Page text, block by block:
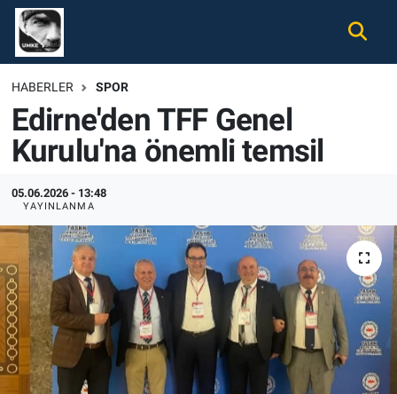
HABERLER SPOR
Edirne'den TFF Genel
Kurulu'na önemli temsil
05.06.2026 - 13:48
YAYINLANMA
Gündem
Ekonomi
Spor
Magazin
Tüm Haberler
İletişim
Künye
Nöbetçi Eczaneler
Hava Durumu
Namaz Vakitleri
Trafik Durumu
Süper Lig Puan Durumu ve Fikstür
Tüm Manşetler
Son Dakika Haberleri
Haber Arşivi